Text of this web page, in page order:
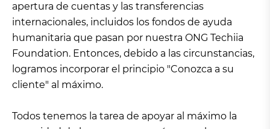
apertura de cuentas y las transferencias
internacionales, incluidos los fondos de ayuda
humanitaria que pasan por nuestra ONG Techiia
Foundation. Entonces, debido a las circunstancias,
logramos incorporar el principio "Conozca a su
cliente" al máximo.
Todos tenemos la tarea de apoyar al máximo la